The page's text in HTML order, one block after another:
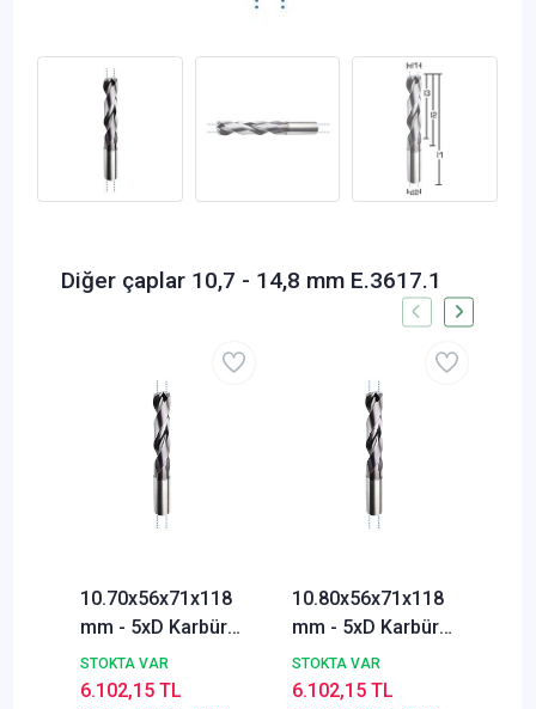
Diğer çaplar 10,7 - 14,8 mm E.3617.1
10.70x56x71x118
mm - 5xD Karbür
Matkabı, BlueCut,
140°, İçten
STOKTA VAR
6.102,15 TL
10.80x56x71x118
mm - 5xD Karbür
Matkabı, BlueCut,
140°, İçten
STOKTA VAR
6.102,15 TL